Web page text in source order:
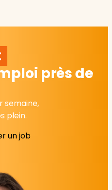
près de
semaine,
plein.
un job